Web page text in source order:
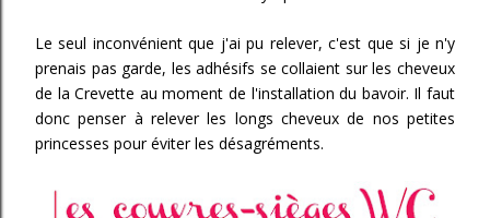
Le seul inconvénient que j'ai pu relever, c'est que si je n'y
prenais pas garde, les adhésifs se collaient sur les cheveux
de la Crevette au moment de l'installation du bavoir. Il faut
donc penser à relever les longs cheveux de nos petites
princesses pour éviter les désagréments.